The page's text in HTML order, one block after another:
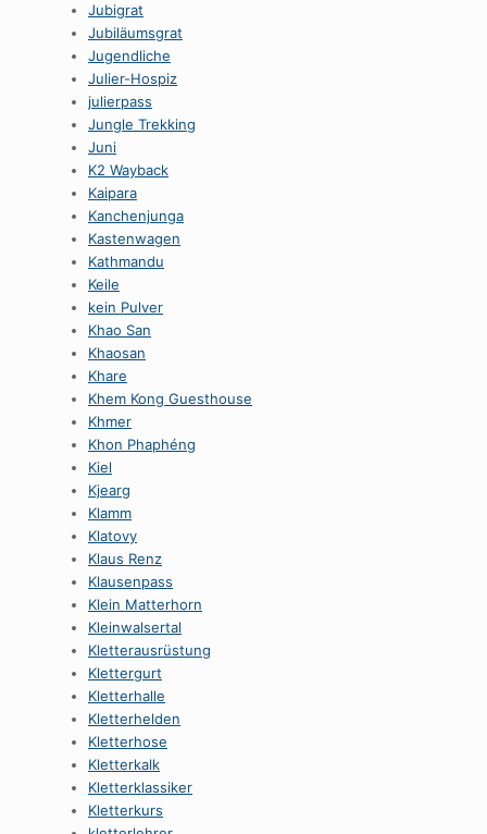
Jubigrat
Jubiläumsgrat
Jugendliche
Julier-Hospiz
julierpass
Jungle Trekking
Juni
K2 Wayback
Kaipara
Kanchenjunga
Kastenwagen
Kathmandu
Keile
kein Pulver
Khao San
Khaosan
Khare
Khem Kong Guesthouse
Khmer
Khon Phaphéng
Kiel
Kjearg
Klamm
Klatovy
Klaus Renz
Klausenpass
Klein Matterhorn
Kleinwalsertal
Kletterausrüstung
Klettergurt
Kletterhalle
Kletterhelden
Kletterhose
Kletterkalk
Kletterklassiker
Kletterkurs